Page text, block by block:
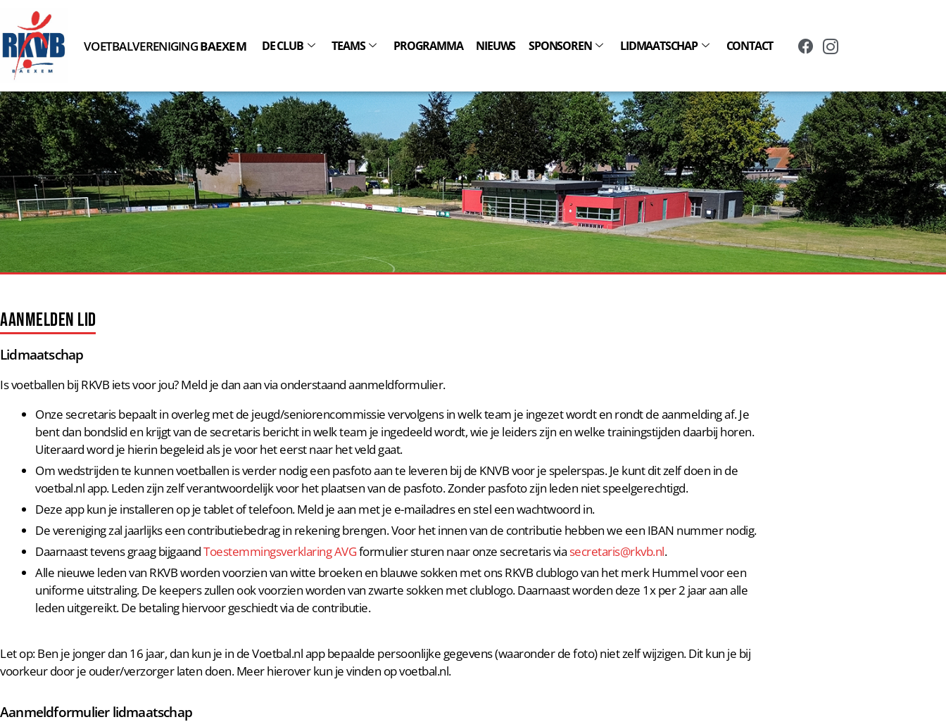
VOETBALVERENIGINGBAEXEM DE CLUB TEAMS PROGRAMMA NIEUWS SPONSOREN LIDMAATSCHAP CONTACT
Aanmelden lid
Lidmaatschap
Is voetballen bij RKVB iets voor jou? Meld je dan aan via onderstaand aanmeldformulier.
Onze secretaris bepaalt in overleg met de jeugd/seniorencommissie vervolgens in welk team je ingezet wordt en rondt de aanmelding af. Je
bent dan bondslid en krijgt van de secretaris bericht in welk team je ingedeeld wordt, wie je leiders zijn en welke trainingstijden daarbij horen.
Uiteraard word je hierin begeleid als je voor het eerst naar het veld gaat.
Om wedstrijden te kunnen voetballen is verder nodig een pasfoto aan te leveren bij de KNVB voor je spelerspas. Je kunt dit zelf doen in de
voetbal.nl app. Leden zijn zelf verantwoordelijk voor het plaatsen van de pasfoto. Zonder pasfoto zijn leden niet speelgerechtigd.
Deze app kun je installeren op je tablet of telefoon. Meld je aan met je e-mailadres en stel een wachtwoord in.
De vereniging zal jaarlijks een contributiebedrag in rekening brengen. Voor het innen van de contributie hebben we een IBAN nummer nodig.
Daarnaast tevens graag bijgaandToestemmingsverklaring AVGformulier sturen naar onze secretaris viasecretaris@rkvb.nl.
Alle nieuwe leden van RKVB worden voorzien van witte broeken en blauwe sokken met ons RKVB clublogo van het merk Hummel voor een
uniforme uitstraling. De keepers zullen ook voorzien worden van zwarte sokken met clublogo. Daarnaast worden deze 1x per 2 jaar aan alle
leden uitgereikt. De betaling hiervoor geschiedt via de contributie.
Let op: Ben je jonger dan 16 jaar, dan kun je in de Voetbal.nl app bepaalde persoonlijke gegevens (waaronder de foto) niet zelf wijzigen. Dit kun je bij
voorkeur door je ouder/verzorger laten doen. Meer hierover kun je vinden op voetbal.nl.
Aanmeldformulier lidmaatschap